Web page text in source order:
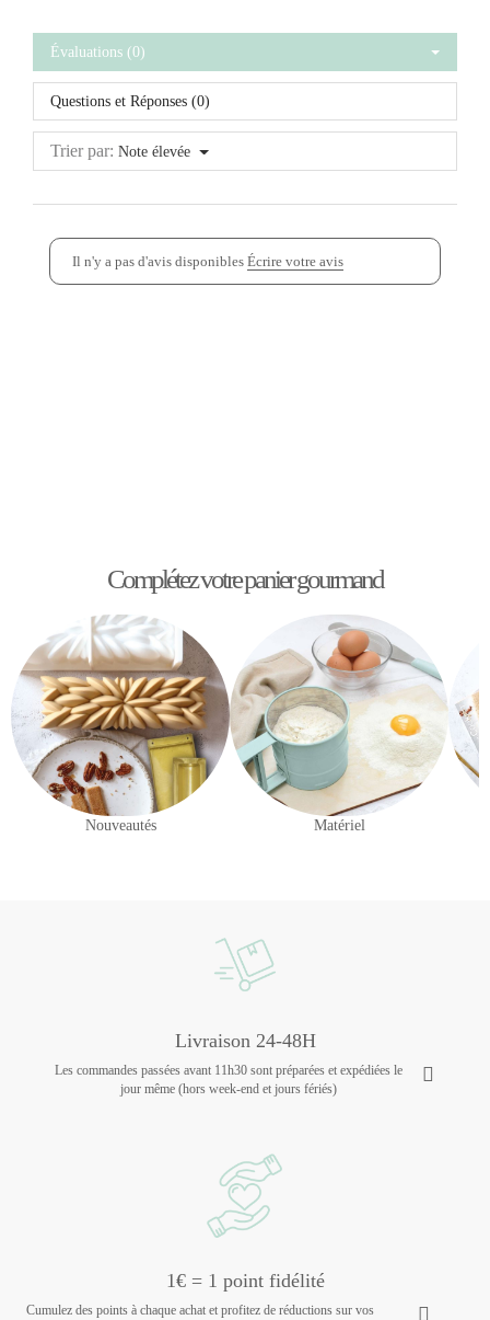
Évaluations (0)
Questions et Réponses (0)
Trier par: Note élevée
Il n'y a pas d'avis disponibles Écrire votre avis
Complétez votre panier gourmand
Nouveautés Matériel
Livraison 24-48H
Les commandes passées avant 11h30 sont préparées et expédiées le
jour même (hors week-end et jours fériés)
1€ = 1 point fidélité
Cumulez des points à chaque achat et profitez de réductions sur vos